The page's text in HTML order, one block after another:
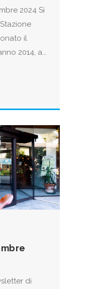
2024 Si
il
2014, a...
di